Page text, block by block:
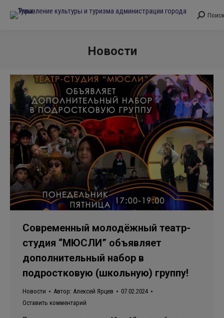
Поиск:
Поиск
Новости
Современный молодёжный театр-
студия “МЮСЛИ” объявляет
дополнительный набор в
подростковую (школьную) группу!
Новости Автор: Алексей Ярцев
07.02.2024
Оставить комментарий